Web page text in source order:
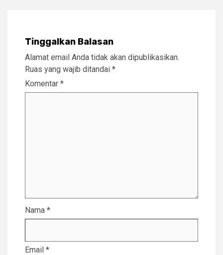
Tinggalkan Balasan
Alamat email Anda tidak akan dipublikasikan.
Ruas yang wajib ditandai *
Komentar *
Nama *
Email *